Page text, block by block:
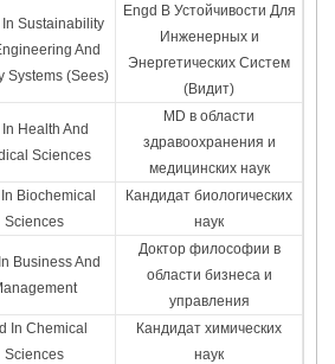
In Sustainability
And
Systems (Sees)
Engd В Устойчивости Для
Инженерных и
Энергетических Систем
(Видит)
In Health And
Sciences
MD в области
здравоохранения и
медицинских наук
Biochemical
Sciences
Кандидат биологических
наук
Business And
Доктор философии в
области бизнеса и
управления
In Chemical
Sciences
Кандидат химических
наук